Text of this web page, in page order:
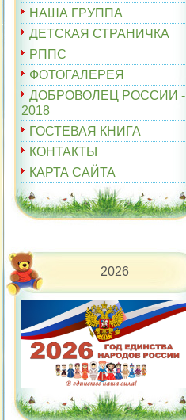
НАША ГРУППА
ДЕТСКАЯ СТРАНИЧКА
РППС
ФОТОГАЛЕРЕЯ
ДОБРОВОЛЕЦ РОССИИ -
2018
ГОСТЕВАЯ КНИГА
КОНТАКТЫ
КАРТА САЙТА
2026